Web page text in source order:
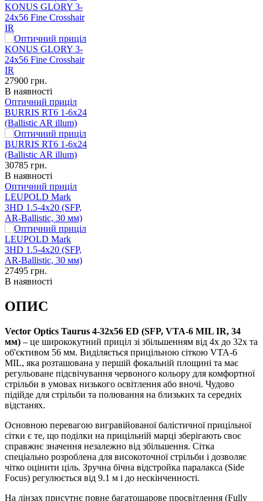
KONUS GLORY 3-
24x56 Fine Crosshair
IR
27900 грн.
В наявності
Оптичний приціл
BURRIS RT6 1-6x24
(Ballistic AR illum)
30785 грн.
В наявності
Оптичний приціл
LEUPOLD Mark
3HD 1.5-4x20 (SFP,
AR-Ballistic, 30 мм)
27495 грн.
В наявності
ОПИС
Vector Optics Taurus 4-32x56 ED (SFP, VTA-6 MIL IR, 34
мм) – це ширококутний приціл зі збільшенням від 4х до 32х та
об'єктивом 56 мм. Виділяється прицільною сіткою VTA-6
MIL, яка розташована у першій фокальній площині та має
регульоване підсвічування червоного кольору для комфортної
стрільби в умовах низького освітлення або вночі. Чудово
підійде для стрільби та полювання на близьких та середніх
відстанях.
Основною перевагою вигравійованої балістичної прицільної
сітки є те, що поділки на прицільній марці зберігають своє
справжнє значення незалежно від збільшення. Сітка
спеціально розроблена для високоточної стрільби і дозволяє
чітко оцінити ціль. Зручна бічна відстройка паралакса (Side
Focus) регулюється від 9.1 м і до нескінченності.
На лінзах присутнє повне багатошарове просвітлення (Fully